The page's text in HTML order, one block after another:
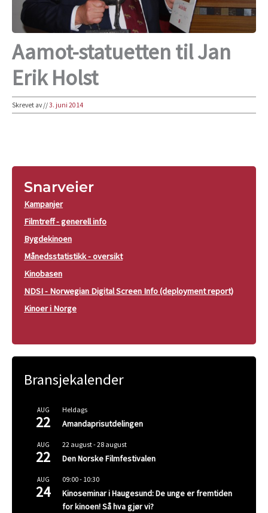
Aamot-statuetten til Jan
Erik Holst
Skrevet av//3. juni 2014
Snarveier
Kampanjer
Filmtreff - generell info
Bygdekinoen
Månedsstatistikk - oversikt
Kinobasen
NDSI - Norwegian Digital Screen Info (deployment report)
Kinoer i Norge
Bransjekalender
AUG
22
Heldags
Amandaprisutdelingen
AUG
22
22 august-28 august
Den Norske Filmfestivalen
AUG
24
09:00- 10:30
Kinoseminar i Haugesund: De unge er fremtiden
for kinoen! Så hva gjør vi?